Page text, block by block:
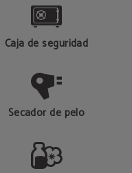
Caja de seguridad
Secador de pelo